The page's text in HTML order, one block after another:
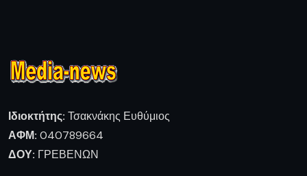
Ιδιοκτήτης: Τσακνάκης Ευθύμιος
ΑΦΜ: 040789664
ΔΟΥ: ΓΡΕΒΕΝΩΝ